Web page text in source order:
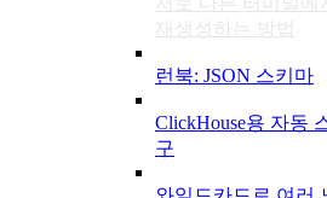
재생성하는 방법
런북: JSON 스키마
ClickHouse용 자동
구